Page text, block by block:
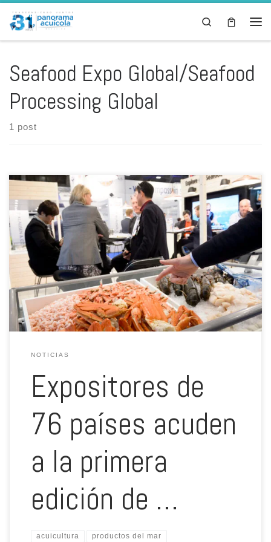
Skip to content
Search
Seafood Expo Global/Seafood
Processing Global
1 post
Diversified Communications, organizador de Seafood Expo
Global/Seafood Processing Global, presentó en Barcelona la 28ª
edición de la Seafood Expo Global/Seafood Processing Global, el
mayor salón de productos del mar del mundo. El evento reunirá más
de 1.527 empresas expositoras procedentes de 76 países y
acogerá al menos 59 pabellones nacionales […]
NOTICIAS
Expositores de
76 países acuden
a la primera
edición de …
acuicultura productos del mar